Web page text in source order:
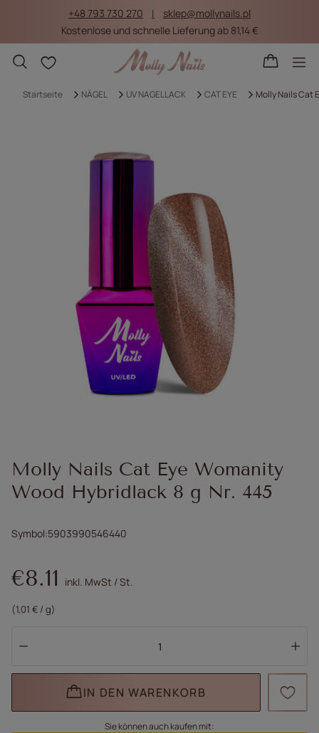
+48 793 730 270
sklep@mollynails.pl
Kostenlose und schnelle Lieferung ab 81,14 €
Einkaufslisten
Startseite NÄGEL UV NAGELLACK CAT EYE Molly Nails Cat
Molly Nails Cat Eye Womanity
Wood Hybridlack 8 g Nr. 445
Symbol 5903990546440
€8.11 inkl. MwSt /St.
(1,01 € / g)
IN DEN WARENKORB
Sie können auch kaufen mit: